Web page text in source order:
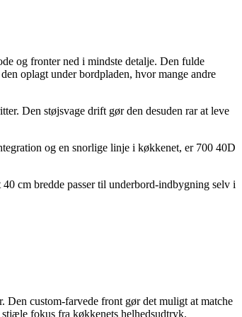
og fronter ned i mindste detalje. Den fulde
oplagt under bordpladen, hvor mange andre
Den støjsvage drift gør den desuden rar at leve
og en snorlige linje i køkkenet, er 700 40D
cm bredde passer til underbord-indbygning selv i
Den custom-farvede front gør det muligt at matche
fokus fra køkkenets helhedsudtryk.